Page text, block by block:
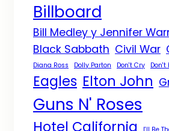
Billboard
Bill Medley y Jennifer
Black Sabbath Civil War
Diana Ross Dolly Parton Don't Cry Don't
Eagles Elton John
Guns N' Roses